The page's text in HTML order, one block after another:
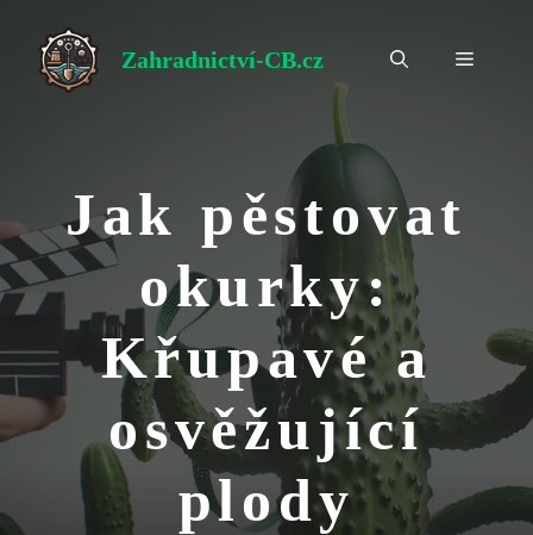
obsah
Zahradnictví-CB.cz Menu
Jak pěstovat
okurky:
Křupavé a
osvěžující
plody